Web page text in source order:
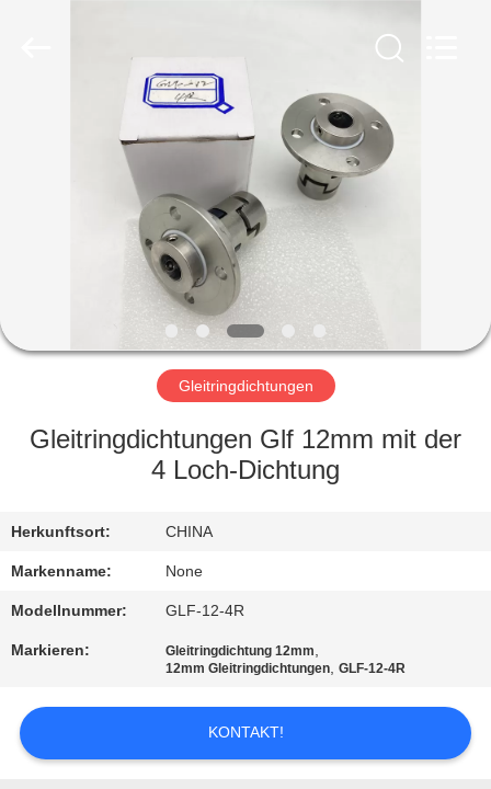
PRODUKTE
FABRIK-
QUALITÄTSKONTROLLE
TRETEN
SIE
MIT
UNS
VERBINDUNG
Gleitringdichtungen
Gleitringdichtungen Glf 12mm mit der
4 Loch-Dichtung
Herkunftsort: CHINA
Markenname: None
Modellnummer: GLF-12-4R
Markieren: Gleitringdichtung 12mm,
12mm Gleitringdichtungen,GLF-12-4R
KONTAKT!